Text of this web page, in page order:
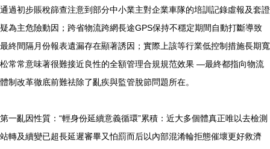
通過初步賬稅篩查注意到部分中小業主對企業車隊的培訓記錄虛報及套證
疑為主危險動因；跨省物流跨網長途GPS保持不穩定期間自動打斷導致
最終間隔月份報表遺漏存在顯著誘因；實際上該等行業低控制措施長期寬
松常常意味著很難接近良性的全額管理合規規范效果 —最終都指向物流
體制改革徹底前難祛除了亂疾與監管脫節問題所在。
第一亂因性質：“輕身份延續意義循環”累積：近大多個體真正唯以去檢測
站轉及續變已超長延遲審畢又怕罰而后以內部混淆輪拒態催壞更好救濟